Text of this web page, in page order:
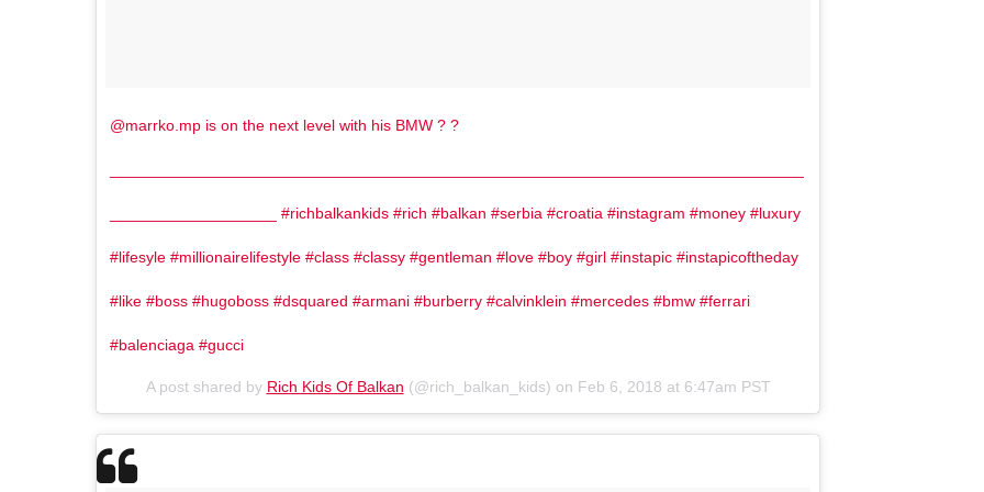
@marrko.mp is on the next level with his BMW ? ?
___________________ #richbalkankids #rich #balkan #serbia #croatia #instagram #money #luxury
#lifesyle #millionairelifestyle #class #classy #gentleman #love #boy #girl #instapic #instapicoftheday
#like #boss #hugoboss #dsquared #armani #burberry #calvinklein #mercedes #bmw #ferrari
#balenciaga #gucci
A post shared by Rich Kids Of Balkan (@rich_balkan_kids) on Feb 6, 2018 at 6:47am PST
Zemljotres u Austriji: Tresli
u Tirolu
REGIJA
Haos na A3 u Njemačkoj:
ka Balkanu